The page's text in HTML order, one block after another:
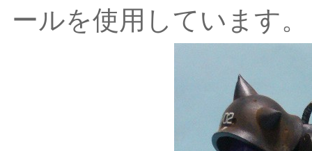
ールを使用しています。